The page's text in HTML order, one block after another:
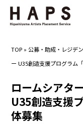
TOP »公募・助成・レジデ
ー U35創造支援プログラム
ロームシアタ
U35創造支援
体募集